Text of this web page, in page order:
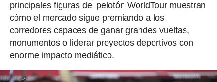
principales figuras del pelotón WorldTour muestran
cómo el mercado sigue premiando a los
corredores capaces de ganar grandes vueltas,
monumentos o liderar proyectos deportivos con
enorme impacto mediático.